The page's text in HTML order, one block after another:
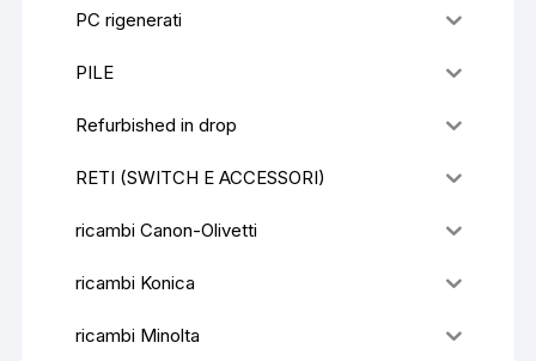
PC rigenerati
PILE
Refurbished in drop
RETI (SWITCH E ACCESSORI)
ricambi Canon-Olivetti
ricambi Konica
ricambi Minolta